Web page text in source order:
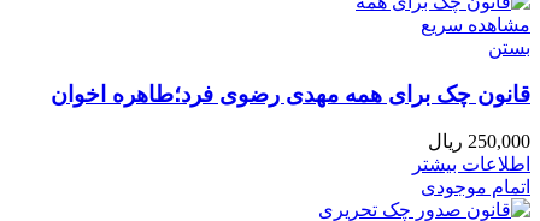
مشاهده سریع
بستن
قانون چک برای همه مهدی رضوی فرد؛طاهره اخوان
250,000 ریال
اطلاعات بیشتر
اتمام موجودی